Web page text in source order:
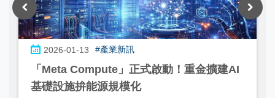
2026-01-13 #產業新訊
「Meta Compute」正式啟動！重金擴建AI
基礎設施拚能源規模化